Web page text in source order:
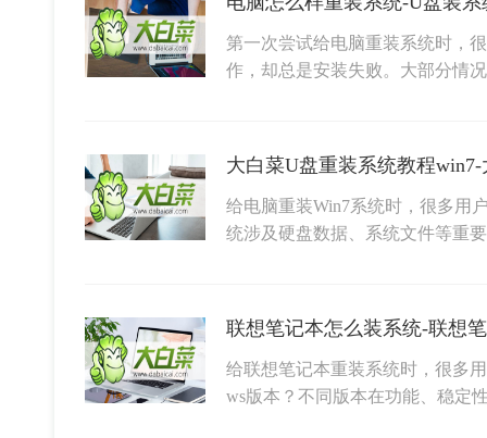
第一次尝试给电脑重装系统时，
作，却总是安装失败。大部分情
给电脑重装Win7系统时，很多用
统涉及硬盘数据、系统文件等重
联想笔记本怎么装系统-联想
给联想笔记本重装系统时，很多
ws版本？不同版本在功能、稳定